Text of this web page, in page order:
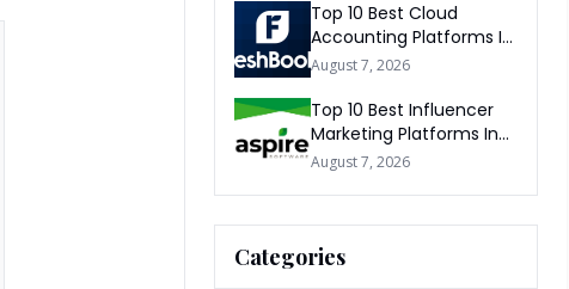
Top 10 Best Cloud
Accounting Platforms In
The World 2026
August 7, 2026
Top 10 Best Influencer
Marketing Platforms In
The World 2026
August 7, 2026
Categories